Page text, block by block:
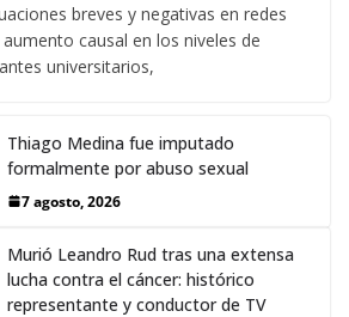
breves y negativas en redes
causal en los niveles de
universitarios,
Thiago Medina fue imputado
formalmente por abuso sexual
7 agosto, 2026
Murió Leandro Rud tras una extensa
lucha contra el cáncer: histórico
representante y conductor de TV